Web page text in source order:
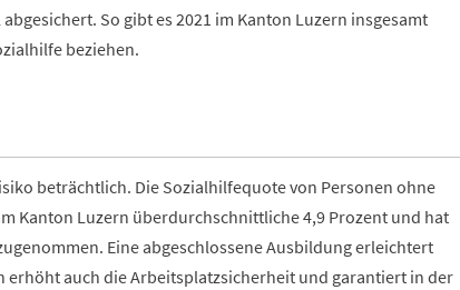
So gibt es 2021 im Kanton Luzern insgesamt
beziehen.
beträchtlich. Die Sozialhilfequote von Personen ohne
Kanton Luzern überdurchschnittliche 4,9 Prozent und hat
Eine abgeschlossene Ausbildung erleichtert
auch die Arbeitsplatzsicherheit und garantiert in der